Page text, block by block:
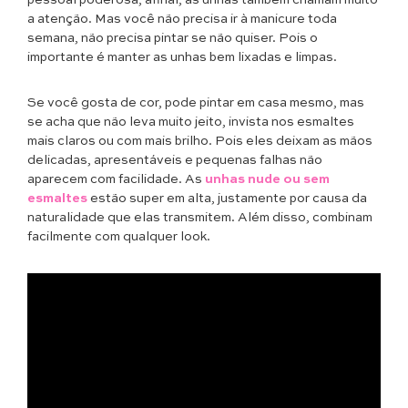
a atenção. Mas você não precisa ir à manicure toda
semana, não precisa pintar se não quiser. Pois o
importante é manter as unhas bem lixadas e limpas.
Se você gosta de cor, pode pintar em casa mesmo, mas
se acha que não leva muito jeito, invista nos esmaltes
mais claros ou com mais brilho. Pois eles deixam as mãos
delicadas, apresentáveis e pequenas falhas não
aparecem com facilidade. As unhas nude ou sem
esmaltes estão super em alta, justamente por causa da
naturalidade que elas transmitem. Além disso, combinam
facilmente com qualquer look.